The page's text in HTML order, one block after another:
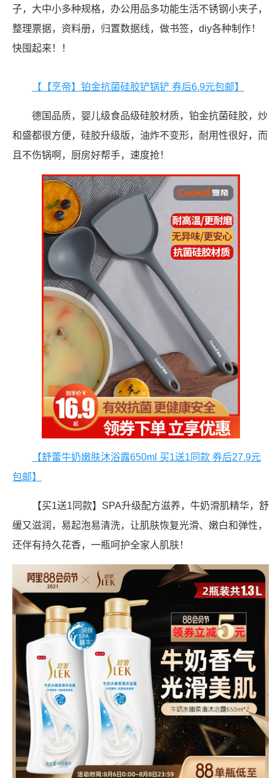
子，大中小多种规格，办公用品多功能生活不锈钢小夹子，
整理票据，资料册，归置数据线，做书签，diy各种制作！
快囤起来！！
【【烹帝】铂金抗菌硅胶铲锅铲 券后6.9元包邮】
德国品质，婴儿级食品级硅胶材质，铂金抗菌硅胶，炒
和盛都很方便，硅胶升级版，油炸不变形，耐用性很好，而
且不伤锅啊，厨房好帮手，速度抢！
【舒蕾牛奶嫩肤沐浴露650ml 买1送1同款 券后27.9元
包邮】
【买1送1同款】SPA升级配方滋养，牛奶滑肌精华，舒
缓又滋润，易起泡易清洗，让肌肤恢复光滑、嫩白和弹性，
还伴有持久花香，一瓶呵护全家人肌肤！